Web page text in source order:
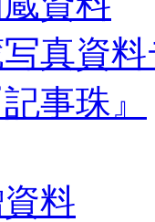
真資
事珠』
料